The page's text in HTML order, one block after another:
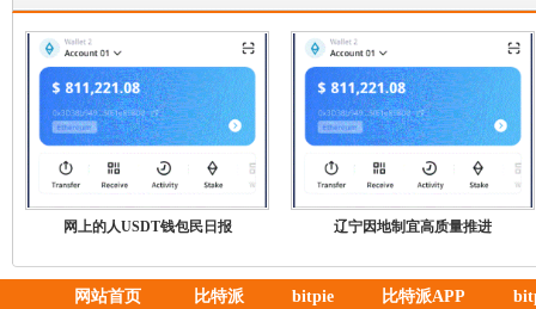
网上的人USDT钱包民日报 辽宁因地制宜高质量推进
网站首页 比特派 bitpie 比特派APP